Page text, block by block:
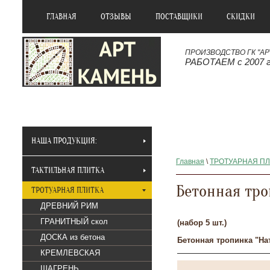
ГЛАВНАЯ ОТЗЫВЫ ПОСТАВЩИКИ СКИДКИ
ПРОИЗВОДСТВО ГК
РАБОТАЕМ с 2007
НАША ПРОДУКЦИЯ:
ТАКТИЛЬНАЯ ПЛИТКА
ТРОТУАРНАЯ ПЛИТКА
ДРЕВНИЙ РИМ
ГРАНИТНЫЙ скол
ДОСКА из бетона
КРЕМЛЕВСКАЯ
Главная \ТРОТУАРНАЯ
Бетонная
(набор 5 шт.)
Бетонная тропинка